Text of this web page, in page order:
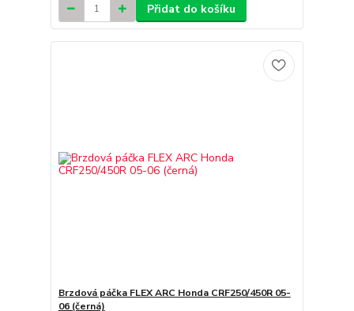
Přidat do košíku
Brzdová páčka FLEX ARC Honda CRF250/450R 05-
06 (černá)